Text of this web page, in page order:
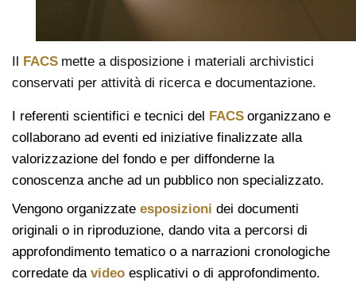
Il FACS mette a disposizione i materiali archivistici
conservati per attività di ricerca e documentazione.
I referenti scientifici e tecnici del FACS organizzano e
collaborano ad eventi ed iniziative finalizzate alla
valorizzazione del fondo e per diffonderne la
conoscenza anche ad un pubblico non specializzato.
Vengono organizzate esposizioni dei documenti
originali o in riproduzione, dando vita a percorsi di
approfondimento tematico o a narrazioni cronologiche
corredate da video esplicativi o di approfondimento.